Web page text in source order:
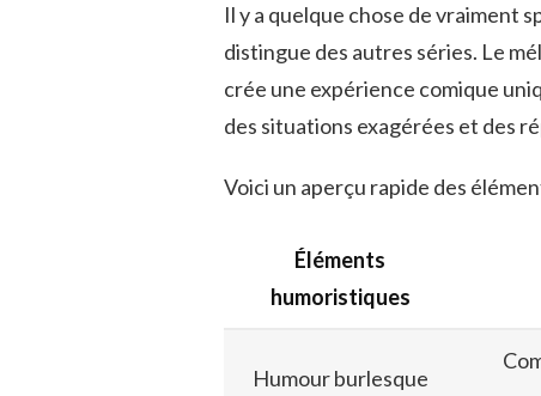
Il y a quelque chose de vraiment
distingue des autres séries. Le
crée une expérience comique
des situations exagérées et des
Voici un aperçu rapide des
Éléments
humoristiques
Humour burlesque